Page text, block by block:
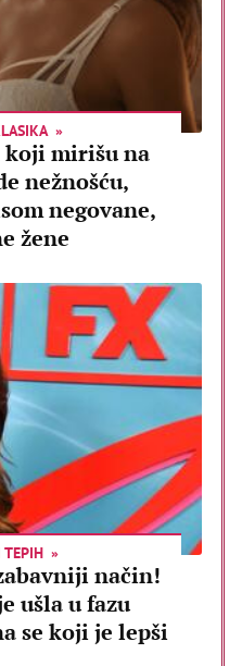
mirišu na
nežnošću,
negovane,
žene
TEPIH
način!
ušla u fazu
se koji je lepši